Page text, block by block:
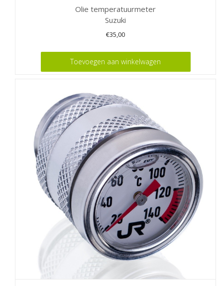
Olie temperatuurmeter
Suzuki
€35,00
Toevoegen aan winkelwagen